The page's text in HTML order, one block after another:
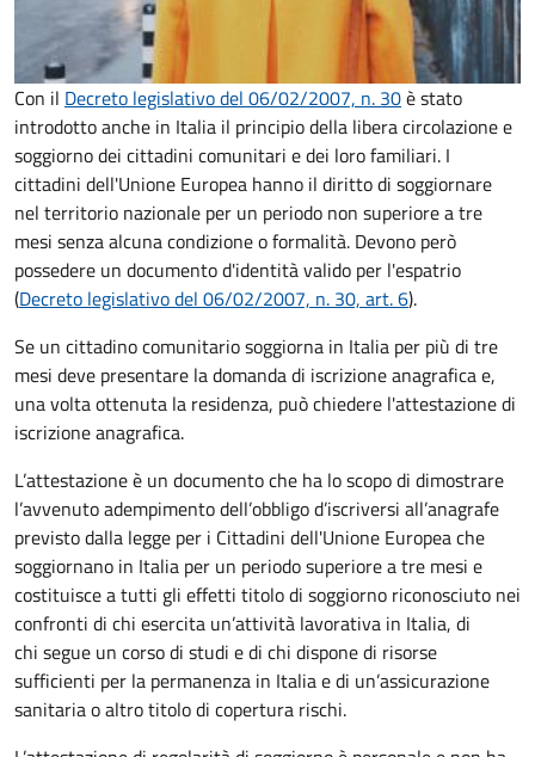
Con il Decreto legislativo del 06/02/2007, n. 30è stato
introdotto anche in Italia il principio della libera circolazione e
soggiorno dei cittadini comunitari e dei loro familiari. I
cittadini dell'Unione Europea hanno il diritto di soggiornare
nel territorio nazionale per un periodo non superiore a tre
mesi senza alcuna condizione o formalità. Devono però
possedere un documento d'identità valido per l'espatrio
(Decreto legislativo del 06/02/2007, n. 30, art. 6).
Se un cittadino comunitario soggiorna in Italia per più di tre
mesi deve presentare la domanda di iscrizione anagrafica e,
una volta ottenuta la residenza, può chiedere l'attestazione di
iscrizione anagrafica.
L’attestazione è un documento che ha lo scopo di dimostrare
l’avvenuto adempimento dell’obbligo d’iscriversi all’anagrafe
previsto dalla legge per i Cittadini dell'Unione Europea che
soggiornano in Italia per un periodo superiore a tre mesi e
costituisce a tutti gli effetti titolo di soggiorno riconosciuto nei
confronti di chi esercita un’attività lavorativa in Italia, di
chi segue un corso di studi e di chi dispone di risorse
sufficienti per la permanenza in Italia e di un’assicurazione
sanitaria o altro titolo di copertura rischi.